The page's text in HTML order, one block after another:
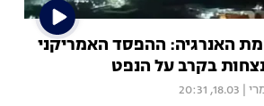
האנרגיה: ההפסד האמריקני
בקרב על הנפט
18.03, 20:31